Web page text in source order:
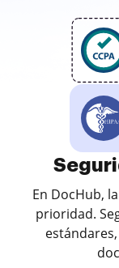
En DocHub,
prioridad.